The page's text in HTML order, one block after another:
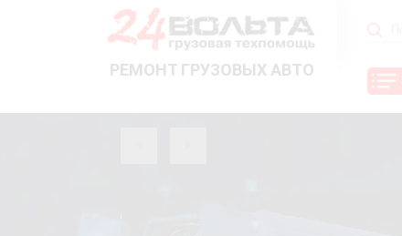
РЕМОНТ ГРУЗОВЫХ АВТО